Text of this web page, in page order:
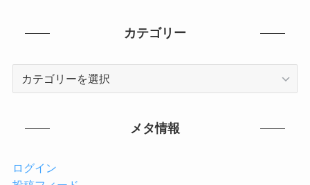
カテゴリー
メタ情報
ログイン